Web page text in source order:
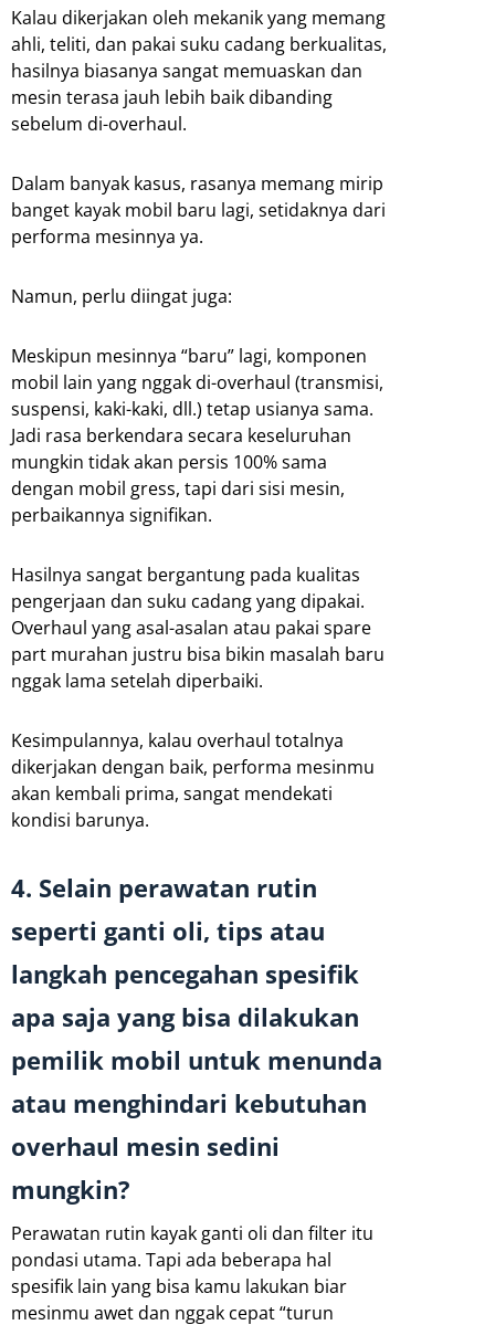
Kalau dikerjakan oleh mekanik yang memang
ahli, teliti, dan pakai suku cadang berkualitas,
hasilnya biasanya sangat memuaskan dan
mesin terasa jauh lebih baik dibanding
sebelum di-overhaul.
Dalam banyak kasus, rasanya memang mirip
banget kayak mobil baru lagi, setidaknya dari
performa mesinnya ya.
Namun, perlu diingat juga:
Meskipun mesinnya “baru” lagi, komponen
mobil lain yang nggak di-overhaul (transmisi,
suspensi, kaki-kaki, dll.) tetap usianya sama.
Jadi rasa berkendara secara keseluruhan
mungkin tidak akan persis 100% sama
dengan mobil gress, tapi dari sisi mesin,
perbaikannya signifikan.
Hasilnya sangat bergantung pada kualitas
pengerjaan dan suku cadang yang dipakai.
Overhaul yang asal-asalan atau pakai spare
part murahan justru bisa bikin masalah baru
nggak lama setelah diperbaiki.
Kesimpulannya, kalau overhaul totalnya
dikerjakan dengan baik, performa mesinmu
akan kembali prima, sangat mendekati
kondisi barunya.
4. Selain perawatan rutin
seperti ganti oli, tips atau
langkah pencegahan spesifik
apa saja yang bisa dilakukan
pemilik mobil untuk menunda
atau menghindari kebutuhan
overhaul mesin sedini
mungkin?
Perawatan rutin kayak ganti oli dan filter itu
pondasi utama. Tapi ada beberapa hal
spesifik lain yang bisa kamu lakukan biar
mesinmu awet dan nggak cepat “turun